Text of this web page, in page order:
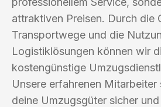
attraktiven Preisen. Durch die
Transportwege und die
Logistiklösungen können wir
kostengünstige
Unsere erfahrenen
deine Umzugsgüter sicher